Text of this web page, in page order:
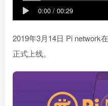
0:00 / 00:29
2019年3月14日 Pi network
正式上线。